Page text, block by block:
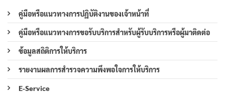
คู่มือหรือแนวทางการปฏิบัติงานของเจ้าหน้าที่
คู่มือหรือแนวทางการขอรับบริการสำหรับผู้รับบริการหรือผู้มาติดต่อ
ข้อมูลสถิติการให้บริการ
รายงานผลการสำรวจความพึงพอใจการให้บริการ
E-Service